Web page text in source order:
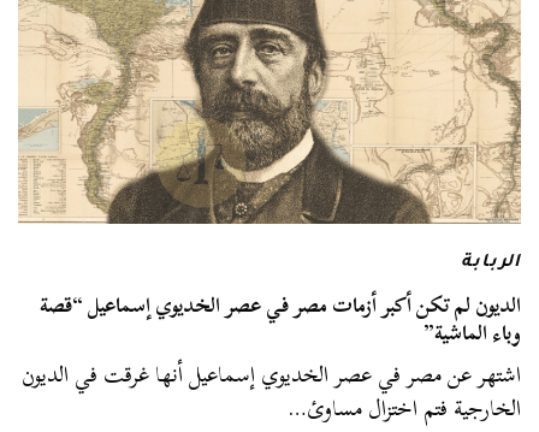
الربابة
الديون لم تكن أكبر أزمات مصر في عصر الخديوي إسماعيل “قصة
وباء الماشية”
اشتهر عن مصر في عصر الخديوي إسماعيل أنها غرقت في الديون
الخارجية فتم اختزال مساوئ…